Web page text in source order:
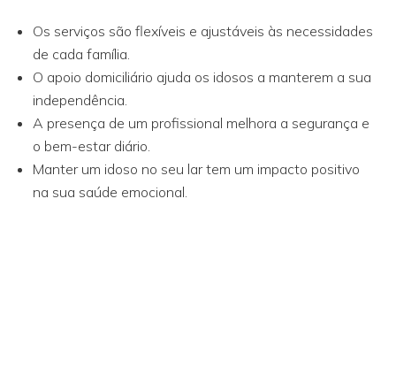
Os serviços são flexíveis e ajustáveis às necessidades
de cada família.
O apoio domiciliário ajuda os idosos a manterem a sua
independência.
A presença de um profissional melhora a segurança e
o bem-estar diário.
Manter um idoso no seu lar tem um impacto positivo
na sua saúde emocional.